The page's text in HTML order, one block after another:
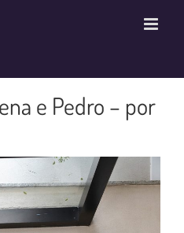
e Pedro – por